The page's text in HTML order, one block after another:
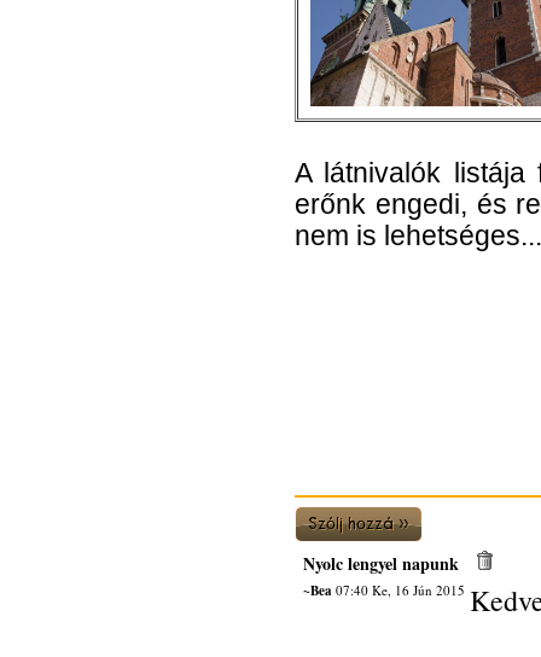
A látnivalók listája
erőnk engedi, és
nem is
Nyolc lengyel napunk
~Bea 07:40 Ke, 16 Jún 2015